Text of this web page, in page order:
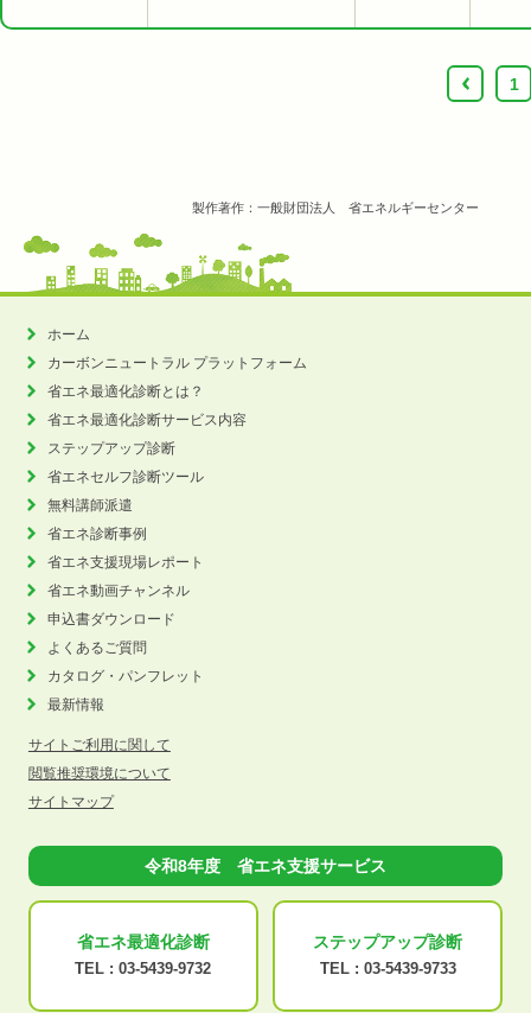
‹ 1
製作著作：一般財団法人 省エネルギーセンター
ホーム
カーボンニュートラル プラットフォーム
省エネ最適化診断とは？
省エネ最適化診断サービス内容
ステップアップ診断
省エネセルフ診断ツール
無料講師派遣
省エネ診断事例
省エネ支援現場レポート
省エネ動画チャンネル
申込書ダウンロード
よくあるご質問
カタログ・パンフレット
最新情報
サイトご利用に関して
閲覧推奨環境について
サイトマップ
令和8年度 省エネ支援サービス
省エネ最適化診断
TEL : 03-5439-9732
ステップアップ診断
TEL : 03-5439-9733